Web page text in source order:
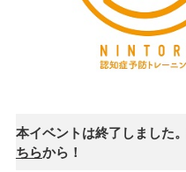
本イベントは終了しました
ちらから！